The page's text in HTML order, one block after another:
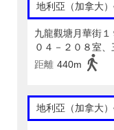
地利亞（加拿大
九龍觀塘月華街
０４－２０８室
距離 440m
地利亞（加拿大